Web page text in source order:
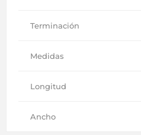
Terminación
Medidas
Longitud
Ancho